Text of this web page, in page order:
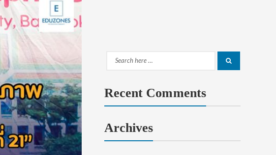
Search
Recent Comments
Archives